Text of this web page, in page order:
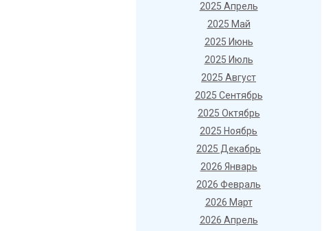
2025 Апрель
2025 Май
2025 Июнь
2025 Июль
2025 Август
2025 Сентябрь
2025 Октябрь
2025 Ноябрь
2025 Декабрь
2026 Январь
2026 Февраль
2026 Март
2026 Апрель